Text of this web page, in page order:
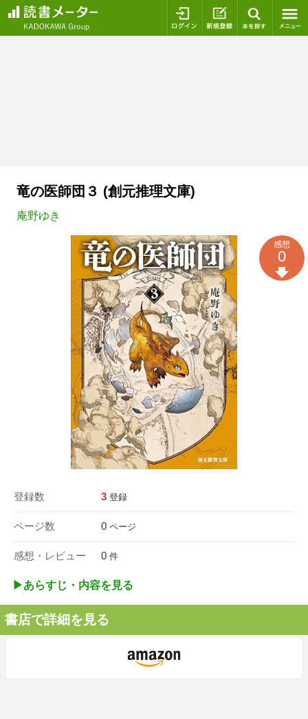
ログイン 新規登録
竜の医師団３ (創元推理文庫)
庵野ゆき
登録数 3 登録
ページ数 0 ページ
感想・レビュー 0 件
感想
0
▶︎あらすじ・内容を見る
書店で詳細を見る